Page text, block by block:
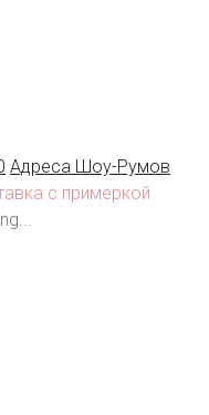
Адреса Шоу-Румов
с примеркой